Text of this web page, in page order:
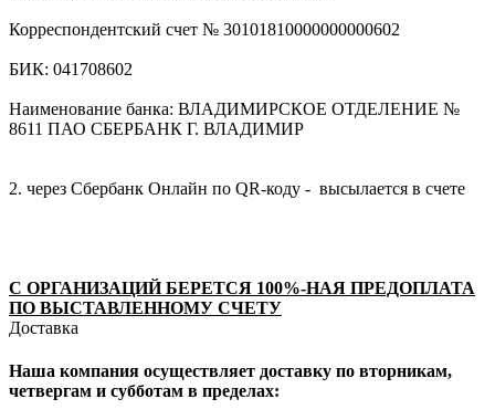
Корреспондентский счет № 30101810000000000602
БИК: 041708602
Наименование банка: ВЛАДИМИРСКОЕ ОТДЕЛЕНИЕ №
8611 ПАО СБЕРБАНК Г. ВЛАДИМИР
2. через Сбербанк Онлайн по QR-коду - высылается в счете
С ОРГАНИЗАЦИЙ БЕРЕТСЯ 100%-НАЯ ПРЕДОПЛАТА
ПО ВЫСТАВЛЕННОМУ СЧЕТУ
Доставка
Наша компания осуществляет доставку по вторникам,
четвергам и субботам в пределах: